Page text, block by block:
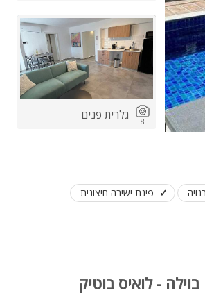
8 גלרית פנים
פינת ישיבה חיצונית
- לואיס בוטיק